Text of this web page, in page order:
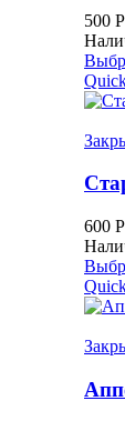
500 Р
600 Р